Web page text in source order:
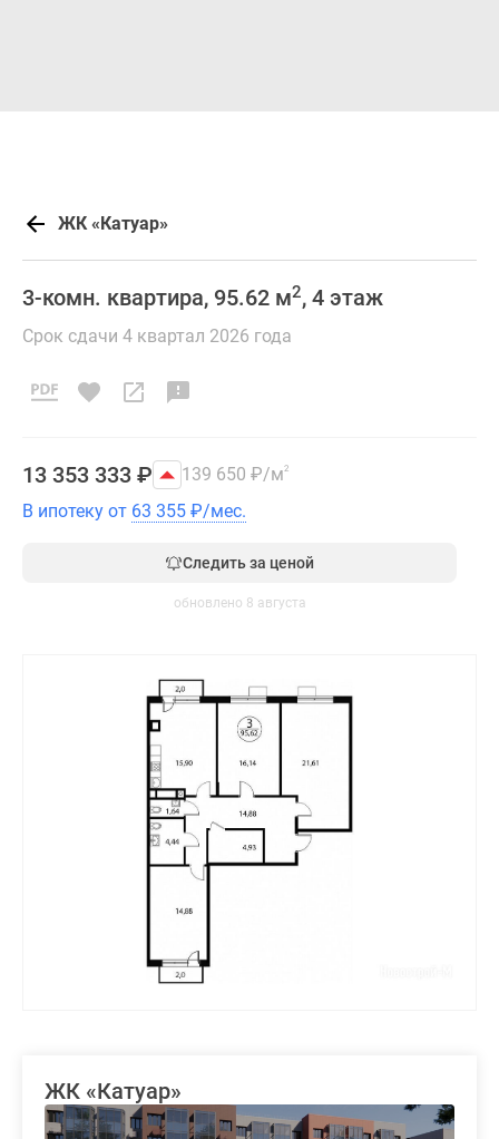
ЖК «Катуар»
3-комн. квартира, 95.62 м2, 4 этаж
Срок сдачи 4 квартал 2026 года
13 353 333 ₽ 139 650 ₽/м2
В ипотеку от 63 355 ₽/мес.
Следить за ценой
обновлено 8 августа
ЖК «Катуар»